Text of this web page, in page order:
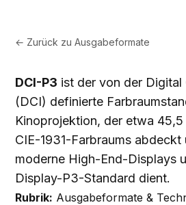
← Zurück zuAusgabeformate
DCI-P3 ist der von der Digital
(DCI) definierte
Kinoprojektion, der etwa
CIE-1931-Farbraums abdeckt
moderne High-End-Displays
Display-P3-Standard dient.
Rubrik: Ausgabeformate &